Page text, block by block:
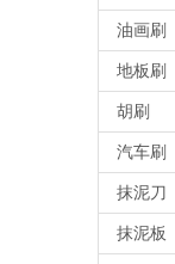
油画刷
地板刷
胡刷
汽车刷
抹泥刀
抹泥板